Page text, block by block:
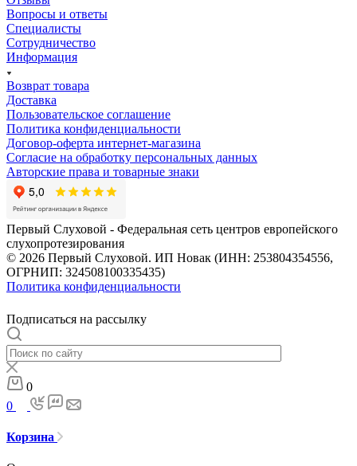
Вопросы и ответы
Специалисты
Сотрудничество
Информация
Возврат товара
Доставка
Пользовательское соглашение
Политика конфиденциальности
Договор-оферта интернет-магазина
Согласие на обработку персональных данных
Авторские права и товарные знаки
Первый Слуховой - Федеральная сеть центров европейского
слухопротезирования
© 2026 Первый Слуховой. ИП Новак (ИНН: 253804354556,
ОГРНИП: 324508100335435)
Политика конфиденциальности
Подписаться на рассылку
0
0
Корзина